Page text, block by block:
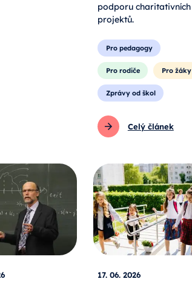
podporu charitativních
projektů.
Pro pedagogy
Pro rodiče Pro žáky
Zprávy od škol
Celý článek
17. 06. 2026